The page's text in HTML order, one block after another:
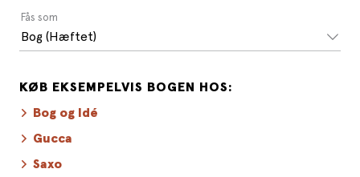
Fås som
Bog (Hæftet)
KØB EKSEMPELVIS BOGEN HOS:
Bog og Idé
Gucca
Saxo